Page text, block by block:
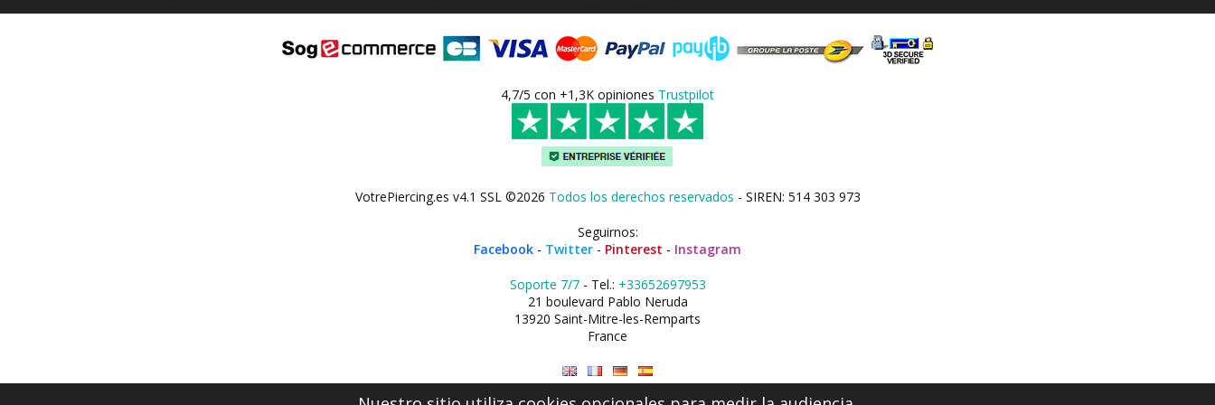
4,7/5 con +1,3K opiniones Trustpilot
VotrePiercing.es v4.1 SSL ©2026 Todos los derechos reservados - SIREN: 514 303 973
Seguirnos:
Facebook - Twitter - Pinterest - Instagram
Soporte 7/7- Tel.: +33652697953
21 boulevard Pablo Neruda
13920 Saint-Mitre-les-Remparts
France